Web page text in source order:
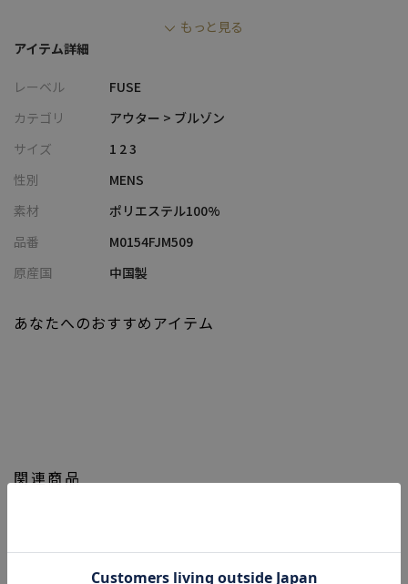
ニセックスで着用できるシルエットです。
隠しボタンやポケットなど、細部にまでこだわったミニマルなデ
【デザイン/素材】
膨らみと蓄熱性・保温性の機能がある粒状中綿を仕様。
軽量で暖かく、高級感のある仕上がりになっています。真冬でも
快適に着用いただける、ファッション性と実用性を兼ね備えた一
【シルエット】
ゆったりとしたサイジングで、リラックス感のある着心地です。
り、小物を入れたりするのに便利です。
用サイズ:03(L)
もっと見る
アイテム詳細
レーベル
FUSE
カテゴリ
アウター > ブルゾン
サイズ
1 2 3
性別
MENS
素材
ポリエステル100%
品番
M0154FJM509
原産国
中国製
関連商品
あなたへのおすすめアイテム